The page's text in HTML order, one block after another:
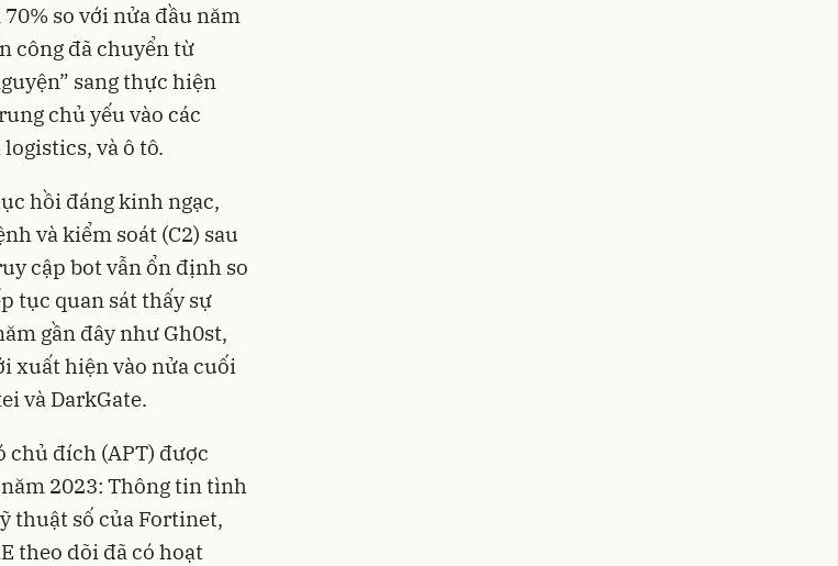
so với nửa đầu năm
công đã chuyển từ
sang thực hiện
chủ yếu vào các
và ô tô.
hồi đáng kinh ngạc,
và kiểm soát (C2) sau
cập bot vẫn ổn định so
tục quan sát thấy sự
gần đây như Gh0st,
xuất hiện vào nửa cuối
và DarkGate.
chủ đích (APT) được
2023: Thông tin tình
thuật số của Fortinet,
theo dõi đã có hoạt